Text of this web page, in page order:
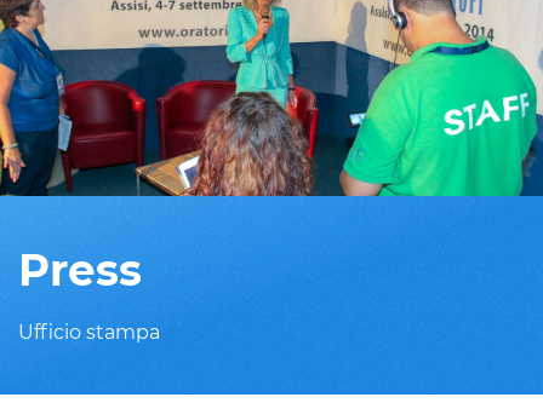
Press
Ufficio stampa